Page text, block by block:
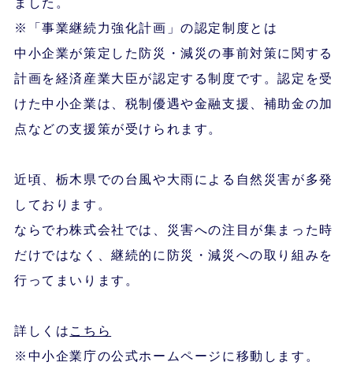
※「事業継続力強化計画」の認定制度とは
中小企業が策定した防災・減災の事前対策に関する
計画を経済産業大臣が認定する制度です。認定を受
けた中小企業は、税制優遇や金融支援、補助金の加
点などの支援策が受けられます。
近頃、栃木県での台風や大雨による自然災害が多発
しております。
ならでわ株式会社では、災害への注目が集まった時
だけではなく、継続的に防災・減災への取り組みを
行ってまいります。
詳しくはこちら
※中小企業庁の公式ホームページに移動します。